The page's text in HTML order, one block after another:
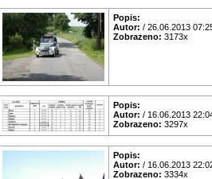
Popis:
Autor: / 26.06.2013
Zobrazeno: 3173x
Popis:
Autor: / 16.06.2013
Zobrazeno: 3297x
Popis:
Autor: / 16.06.2013
Zobrazeno: 3334x